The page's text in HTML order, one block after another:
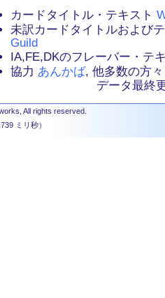
カードタイトル・テキスト
未訳カードタイトルおよび
Guild
IA,FE,DKのフレーバー・テ
協力 あんかば, 他多数の方々
データ最終
All rights reserved.
ミリ秒）